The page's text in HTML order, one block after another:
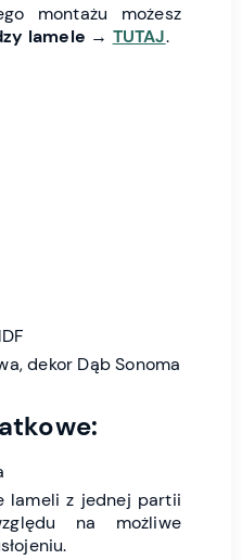
montażu możesz
lamele → TUTAJ.
dekor Dąb Sonoma
lameli z jednej partii
na możliwe